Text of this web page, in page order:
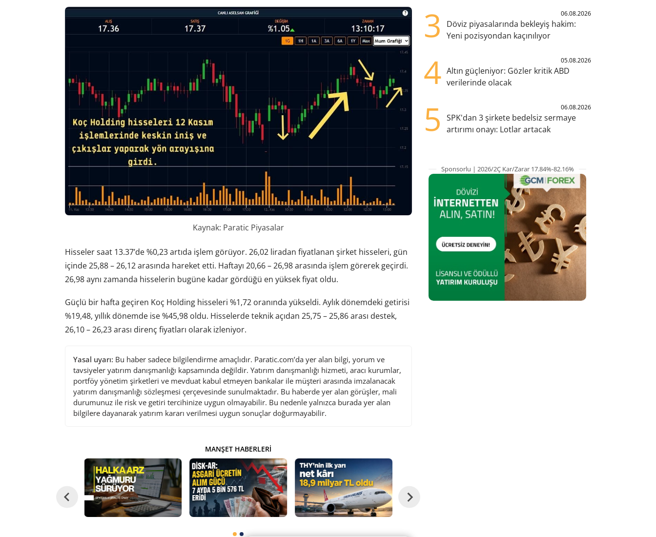
Kaynak: Paratic Piyasalar
Hisseler saat 13.37’de %0,23 artıda işlem görüyor. 26,02 liradan fiyatlanan şirket hisseleri, gün
içinde 25,88 – 26,12 arasında hareket etti. Haftayı 20,66 – 26,98 arasında işlem görerek geçirdi.
26,98 aynı zamanda hisselerin bugüne kadar gördüğü en yüksek fiyat oldu.
Güçlü bir hafta geçiren Koç Holding hisseleri %1,72 oranında yükseldi. Aylık dönemdeki getirisi
%19,48, yıllık dönemde ise %45,98 oldu. Hisselerde teknik açıdan 25,75 – 25,86 arası destek,
26,10 – 26,23 arası direnç fiyatları olarak izleniyor.
Yasal uyarı: Bu haber sadece bilgilendirme amaçlıdır. Paratic.com’da yer alan bilgi, yorum ve
tavsiyeler yatırım danışmanlığı kapsamında değildir. Yatırım danışmanlığı hizmeti, aracı kurumlar,
portföy yönetim şirketleri ve mevduat kabul etmeyen bankalar ile müşteri arasında imzalanacak
yatırım danışmanlığı sözleşmesi çerçevesinde sunulmaktadır. Bu haberde yer alan görüşler, mali
durumunuz ile risk ve getiri tercihinize uygun olmayabilir. Bu nedenle yalnızca burada yer alan
bilgilere dayanarak yatırım kararı verilmesi uygun sonuçlar doğurmayabilir.
MANŞET HABERLERI
3 06.08.2026
Döviz piyasalarında bekleyiş hakim:
Yeni pozisyondan kaçınılıyor
4 05.08.2026
Altın güçleniyor: Gözler kritik ABD
verilerinde olacak
5 06.08.2026
SPK'dan 3 şirkete bedelsiz sermaye
artırımı onayı: Lotlar artacak
Sponsorlu | 2026/2Ç Kar/Zarar 17.84%-82.16%